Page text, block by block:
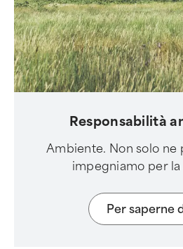
Responsabilità
Ambiente. Non solo ne
impegniamo per la
Per saperne